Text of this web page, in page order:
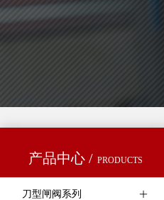
产品中心 / PRODUCTS
ꄶ
刀型闸阀系列